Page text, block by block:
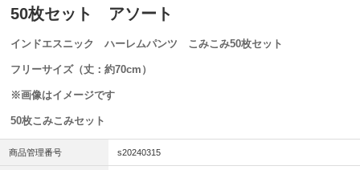
50枚セット アソート
インドエスニック ハーレムパンツ こみこみ50枚セット
フリーサイズ（丈：約70cm）
※画像はイメージです
50枚こみこみセット
商品管理番号 s20240315